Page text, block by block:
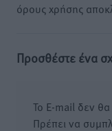
όρους χρήσης
Προσθέστε ένα
Το E-mail δεν θα
Πρέπει να